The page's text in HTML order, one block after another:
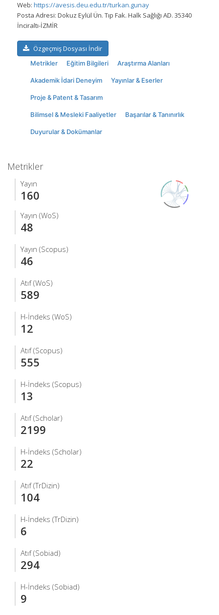
Web: https://avesis.deu.edu.tr/turkan.gunay
Posta Adresi: Dokuz Eylül Ün. Tıp Fak. Halk Sağlığı AD. 35340
İnciraltı-İZMİR
Özgeçmiş Dosyası İndir
Metrikler Eğitim Bilgileri Araştırma Alanları
Akademik İdari Deneyim Yayınlar & Eserler
Proje & Patent & Tasarım
Bilimsel & Mesleki Faaliyetler Başarılar & Tanınırlık
Duyurular & Dokümanlar
Metrikler
Yayın
160
Yayın (WoS)
48
Yayın (Scopus)
46
Atıf (WoS)
589
H-İndeks (WoS)
12
Atıf (Scopus)
555
H-İndeks (Scopus)
13
Atıf (Scholar)
2199
H-İndeks (Scholar)
22
Atıf (TrDizin)
104
H-İndeks (TrDizin)
6
Atıf (Sobiad)
294
H-İndeks (Sobiad)
9